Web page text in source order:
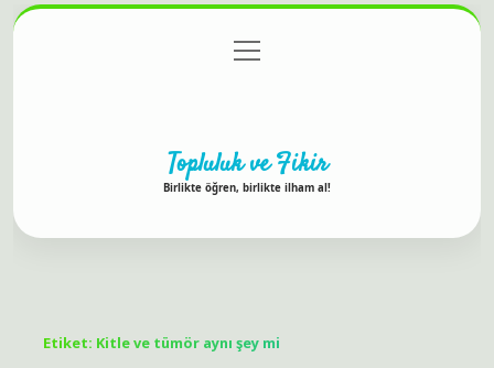
Gizlilik Politikası
menüyü
aç
Topluluk ve Fikir
Birlikte öğren, birlikte ilham al!
Etiket: Kitle ve tümör aynı şey mi